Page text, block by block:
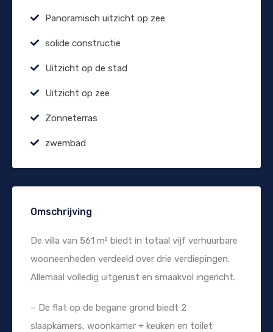
Panoramisch uitzicht op zee
solide constructie
Uitzicht op de stad
Uitzicht op zee
Zonneterras
zwembad
Omschrijving
De villa van 561 m² biedt in totaal vijf verhuurbare
wooneenheden verdeeld over drie verdiepingen.
Allemaal volledig uitgerust en smaakvol ingericht.
– De flat op de begane grond biedt 2
slaapkamers, woonkamer + keuken en toilet